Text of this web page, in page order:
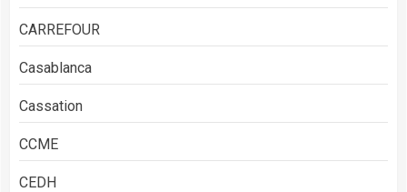
CARREFOUR
Casablanca
Cassation
CCME
CEDH